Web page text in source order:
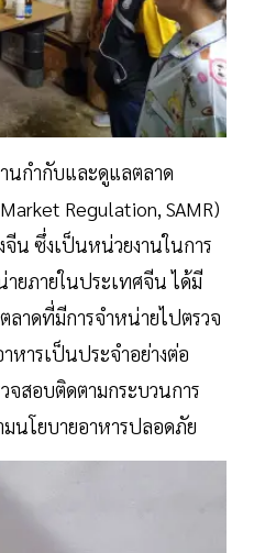
นกำกับและดูแลตลาด
Regulation, SAMR)
น ซึ่งเป็นหน่วยงานในการ
ยภายในประเทศจีน ได้มี
ลาดที่มีการจำหน่ายไปตรวจ
หารเป็นประจำอย่างต่อ
จสอบติดตามกระบวนการ
นโยบายอาหารปลอดภัย